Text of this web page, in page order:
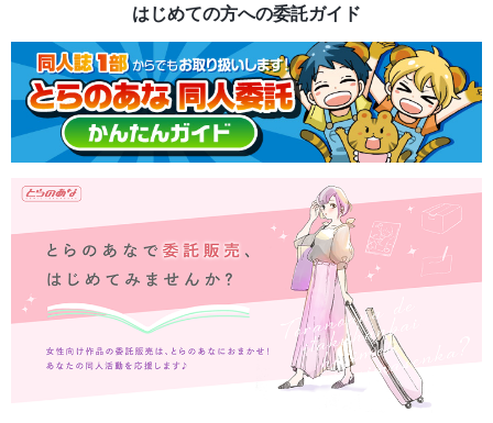
はじめての方への委託ガイド